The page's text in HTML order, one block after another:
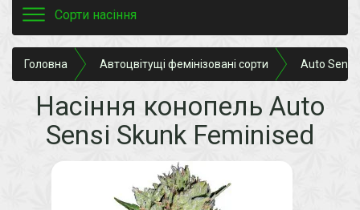
Toggle
navigation
Сорти насіння
Головна Автоцвітущі фемінізовані сорти Auto Sensi
Насіння конопель Auto
Sensi Skunk Feminised